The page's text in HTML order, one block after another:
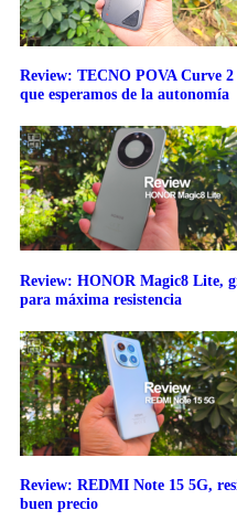
Review: TECNO POVA Curve
que esperamos de la autonomía
Review: HONOR Magic8 Lite,
para máxima resistencia
Review: REDMI Note 15 5G,
buen precio